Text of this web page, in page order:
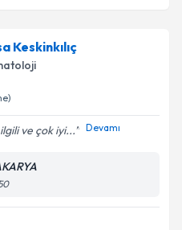
Keskinkılıç
ve çok iyi... Devamı